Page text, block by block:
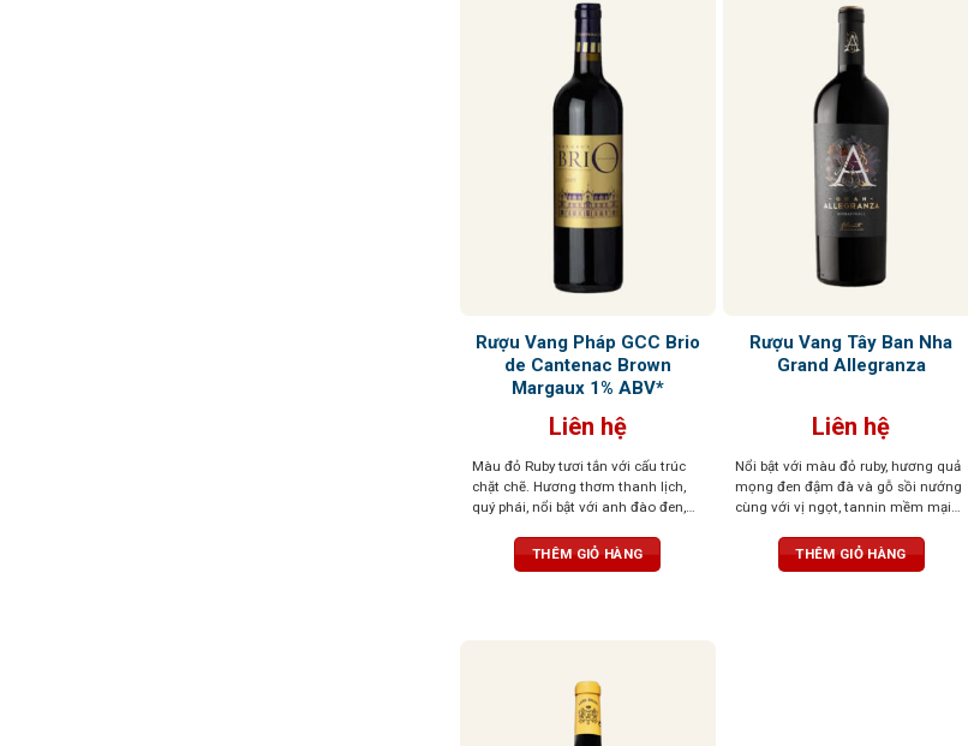
Rượu Vang Pháp GCC Brio
de Cantenac Brown
Margaux 1% ABV*
Liên hệ
Màu đỏ Ruby tươi tắn với cấu trúc
chặt chẽ. Hương thơm thanh lịch,
quý phái, nổi bật với anh đào đen,
tannin mượt mà, kéo dài ở hậu vị
cùng dư vị ngọt thanh dễ chịu. Kết
THÊM GIỎ HÀNG
Rượu Vang Tây Ban Nha
Grand Allegranza
Liên hệ
Nổi bật với màu đỏ ruby, hương quả
mọng đen đậm đà và gỗ sồi nướng
cùng với vị ngọt, tannin mềm mại
bộ hộp túi cao cấpTHÊM GIỎ HÀNG